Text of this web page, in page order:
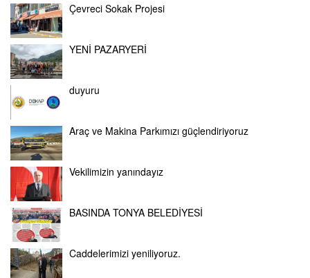
Çevreci Sokak Projesi
YENİ PAZARYERİ
duyuru
Araç ve Makina Parkımızı güçlendiriyoruz
Vekilimizin yanındayız
BASINDA TONYA BELEDİYESİ
Caddelerimizi yeniliyoruz.